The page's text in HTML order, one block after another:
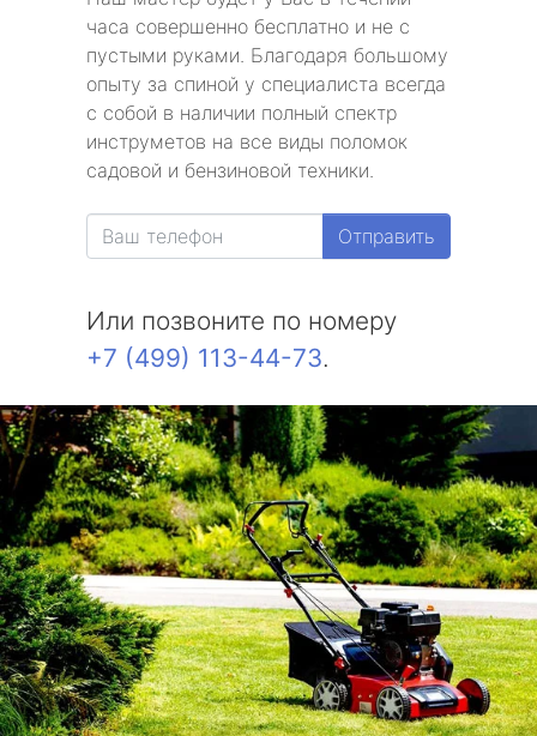
часа совершенно бесплатно и не с
пустыми руками. Благодаря большому
опыту за спиной у специалиста всегда
с собой в наличии полный спектр
инструметов на все виды поломок
садовой и бензиновой техники.
Отправить
Или позвоните по номеру
+7 (499) 113-44-73.